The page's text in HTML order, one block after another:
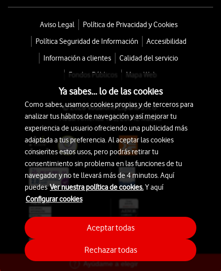
Ayúdame a elegir
Aviso Legal
Política de Privacidad y Cookies
Política Seguridad de Información
Accesibilidad
Información a clientes
Calidad del servicio
Fondos Públicos
Mapa Web
© 2026 Vodafone España S.A.U.
Avda. América 115, 28042 Madrid
Ya sabes... lo de las cookies
Como sabes, usamos cookies propias y de terceros para
analizar tus hábitos de navegación y así mejorar tu
experiencia de usuario ofreciendo una publicidad más
adaptada a tus preferencia. Al aceptar las cookies
consientes estos usos, pero podrás retirar tu
consentimiento sin problema en las funciones de tu
navegador y no te llevará más de 4 minutos. Aquí
puedesVer nuestra política de cookies.Y aquí
Configurar cookies
Rechazar todas
Aceptar todas